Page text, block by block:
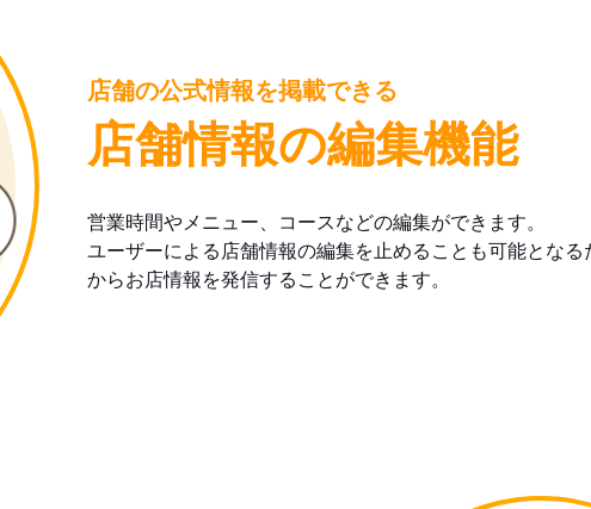
店舗の公式情報を掲載できる
店舗情報の編集機能
営業時間やメニュー、コースなどの編集ができます。
ユーザーによる店舗情報の編集を止めることも可能とな
からお店情報を発信することができます。